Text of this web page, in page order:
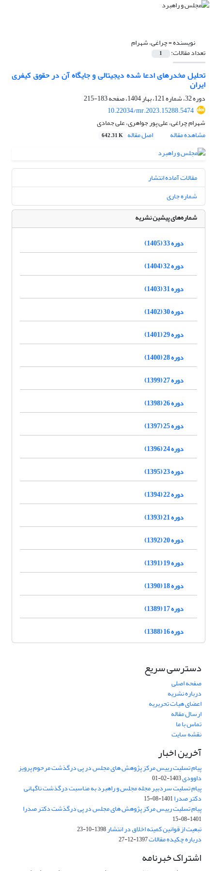
نویسنده =چراغی، شهرام
تعداد مقالات: 1
تحلیل مخدرهای ادعا شده دیجیتالی و جایگاه آن در حقوق کیفری
ایران
دوره 32، شماره 121، بهار 1404، صفحه
183-215
10.22034/mr.2023.15288.5474
شهرام چراغی، علی پور جواهری، علی جمادی
مشاهده مقاله
اصل مقاله 642.31 K
مقالات آماده انتشار
شماره جاری
شماره‌های پیشین نشریه
دوره 33 (1405)
دوره 32 (1404)
دوره 31 (1403)
دوره 30 (1402)
دوره 29 (1401)
دوره 28 (1400)
دوره 27 (1399)
دوره 26 (1398)
دوره 25 (1397)
دوره 24 (1396)
دوره 23 (1395)
دوره 22 (1394)
دوره 21 (1393)
دوره 20 (1392)
دوره 19 (1391)
دوره 18 (1390)
دوره 17 (1389)
دوره 16 (1388)
دسترسی سریع
صفحه اصلی
درباره نشریه
اعضای هیات تحریریه
ارسال مقاله
تماس با ما
نقشه سایت
آخرین اخبار
پیام تسلیت رییس مرکز پژوهش های مجلس در پی درگذشت مرحوم پرویز
داوودی1403-02-01
پیام تسلیت سردبیر مجله مجلس و راهبرد به مناسبت درگذشت ناگهانی
دکتر صدرا1401-08-15
پیام تسلیت رییس مرکز پژوهش های مجلس در پی درگذشت دکتر صدرا
1401-08-15
تبعیت از قوانین کمیته اخلاق در انتشار1398-10-23
درباره چکیده مقالات1397-12-27
اشتراک خبرنامه